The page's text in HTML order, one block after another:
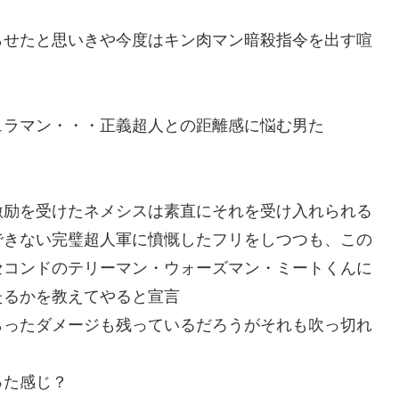
たと思いきや今度はキン肉マン暗殺指令を出す喧
マン・・・正義超人との距離感に悩む男た
を受けたネメシスは素直にそれを受け入れられる
ない完璧超人軍に憤慨したフリをしつつも、この
ンドのテリーマン・ウォーズマン・ミートくんに
かを教えてやると宣言
たダメージも残っているだろうがそれも吹っ切れ
感じ？